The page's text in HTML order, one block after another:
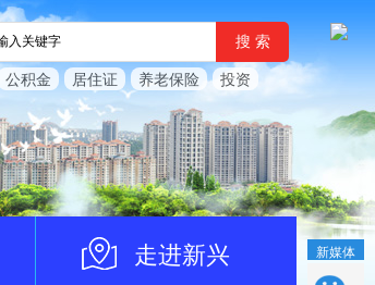
搜 索
公积金 居住证 养老保险 投资
走进新兴 新媒体